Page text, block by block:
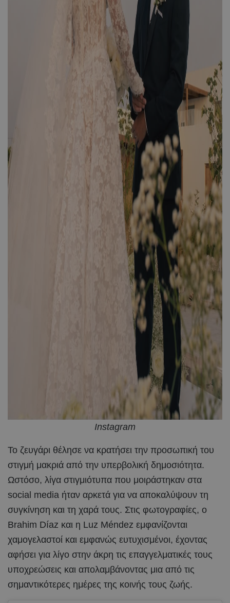
Instagram
Το ζευγάρι θέλησε να κρατήσει την προσωπική του
στιγμή μακριά από την υπερβολική δημοσιότητα.
Ωστόσο, λίγα στιγμιότυπα που μοιράστηκαν στα
social media ήταν αρκετά για να αποκαλύψουν τη
συγκίνηση και τη χαρά τους. Στις φωτογραφίες, ο
Brahim Díaz και η Luz Méndez εμφανίζονται
χαμογελαστοί και εμφανώς ευτυχισμένοι, έχοντας
αφήσει για λίγο στην άκρη τις επαγγελματικές τους
υποχρεώσεις και απολαμβάνοντας μια από τις
σημαντικότερες ημέρες της κοινής τους ζωής.